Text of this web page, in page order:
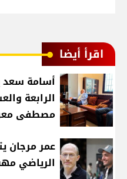
اقرأ أيضا
أسامة سعد
الرابعة
مصطفى
عمر مرجان
الرياضي